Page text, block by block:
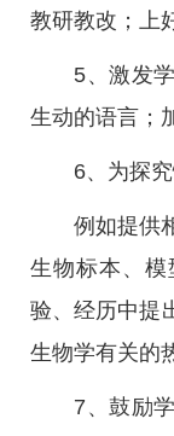
教研教改；上
5、激发
生动的语言；
6、为探
例如提供
生物标本、
验、经历中提
生物学有关的
7、鼓励